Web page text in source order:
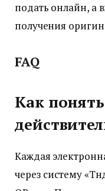
подать онлайн, а
получения
FAQ
Как
Каждая
через систему